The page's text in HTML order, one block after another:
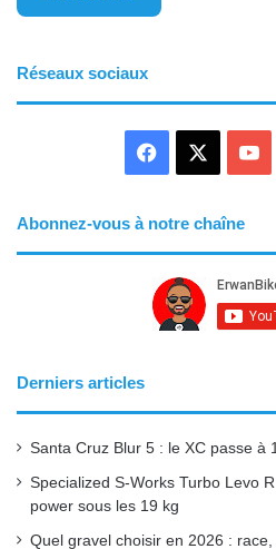
Réseaux sociaux
e
b
o
T
u
e
Abonnez-vous à notre chaîne
Derniers articles
Santa Cruz Blur 5 : le XC passe à
Specialized S-Works Turbo Levo
power sous les 19 kg
Quel gravel choisir en 2026 :